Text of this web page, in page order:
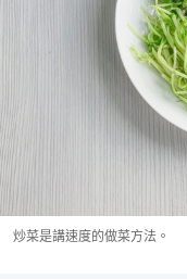
炒菜是講速度的做菜方法。